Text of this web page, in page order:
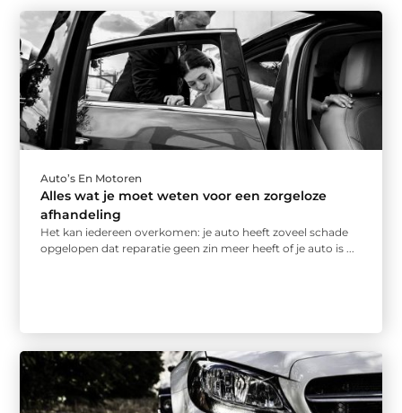
Auto’s En Motoren
Alles wat je moet weten voor een zorgeloze
afhandeling
Het kan iedereen overkomen: je auto heeft zoveel schade
opgelopen dat reparatie geen zin meer heeft of je auto is ...